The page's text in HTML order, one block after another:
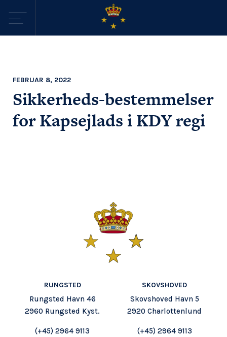
Sejltilbud i
Havne
Aktiviteter
Talent & Elite
Partnere
OmKDY
Shop
FEBRUAR 8, 2022
Sikkerheds-bestemmelser
for Kapsejlads i KDY regi
RUNGSTED
Rungsted Havn 46
2960 Rungsted Kyst.
(+45)2964 9113
SKOVSHOVED
Skovshoved Havn 5
2920 Charlottenlund
(+45) 2964 9113